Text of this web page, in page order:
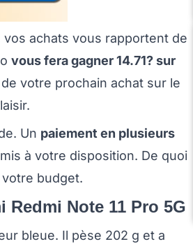
achats vous rapportent de
vous fera gagner 14.71? sur
votre prochain achat sur le
Un paiement en plusieurs
à votre disposition. De quoi
budget.
Note 11 Pro 5G
bleue. Il pèse 202 g et a